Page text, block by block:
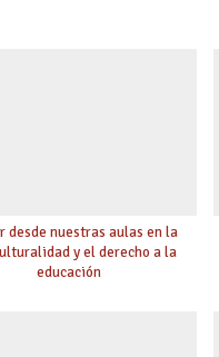
desde nuestras aulas en la
y el derecho a la
educación